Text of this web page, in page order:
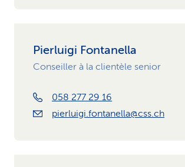
Pierluigi Fontanella
Conseiller à la clientèle senior
058 277 29 16
pierluigi.fontanella@css.ch